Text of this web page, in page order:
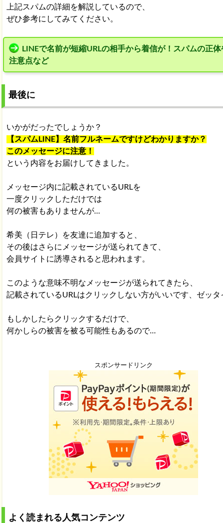
上記スパムの詳細を解説しているので、
ぜひ参考にしてみてください。
LINEで名前が短縮URLの相手から着信が！スパムの正体
注意点など
最後に
いかがだったでしょうか？
【スパムLINE】名前フルネームですけどわかりますか？
このメッセージに注意！
という内容をお届けしてきました。
メッセージ内に記載されているURLを
一度クリックしただけでは
何の被害もありませんが…
希美（日テレ）を友達に追加すると、
その後はさらにメッセージが送られてきて、
会員サイトに誘導されると思われます。
このような意味不明なメッセージが送られてきたら、
記載されているURLはクリックしない方がいいです、ゼッタ
もしかしたらクリックするだけで、
何かしらの被害を被る可能性もあるので…
スポンサードリンク
よく読まれる人気コンテンツ